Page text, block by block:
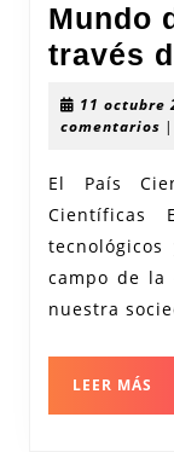
Mundo
través
11 octubre
comentarios |
El País
Científicas
campo de la
nuestra
LEER MÁS